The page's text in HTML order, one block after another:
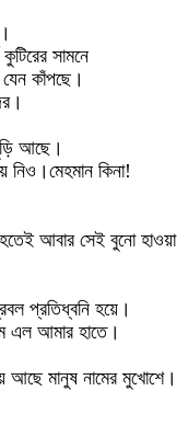
সামনে
কাঁপছে।
আছে।
নিও।মেহমান কিনা!
আবার সেই বুনো হাওয়া
প্রতিধ্বনি হয়ে।
এল আমার হাতে।
আছে মানুষ নামের মুখোশে।